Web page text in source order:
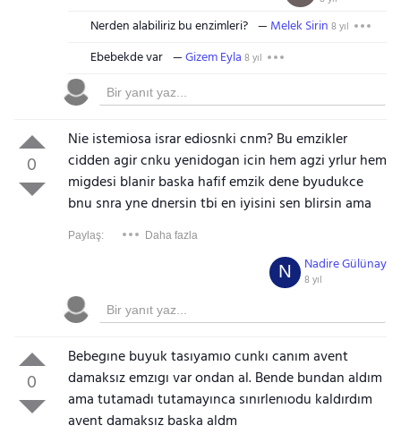
Nerden alabiliriz bu enzimleri? Melek Sirin 8 yıl
Ebebekde var Gizem Eyla 8 yıl
0
Nie istemiosa israr ediosnki cnm? Bu emzikler
cidden agir cnku yenidogan icin hem agzi yrlur hem
migdesi blanir baska hafif emzik dene byudukce
bnu snra yne dnersin tbi en iyisini sen blirsin ama
Paylaş: Daha fazla
Nadire Gülünay
8 yıl
N
0
Bebegıne buyuk tasıyamıo cunkı canım avent
damaksız emzıgı var ondan al. Bende bundan aldım
ama tutamadı tutamayınca sınırlenıodu kaldırdım
avent damaksız baska aldm